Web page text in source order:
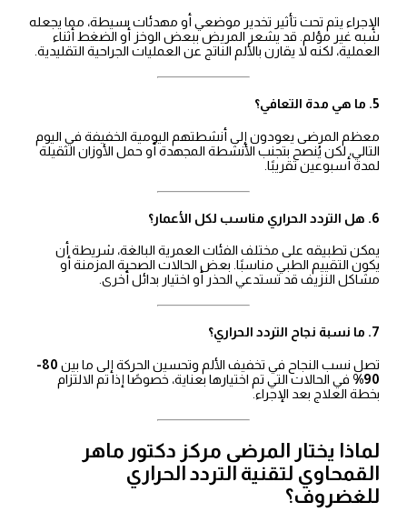
الإجراء يتم تحت تأثير تخدير موضعي أو مهدئات بسيطة، مما يجعله
شبه غير مؤلم. قد يشعر المريض ببعض الوخز أو الضغط أثناء
العملية، لكنه لا يقارن بالألم الناتج عن العمليات الجراحية التقليدية.
5. ما هي مدة التعافي؟
معظم المرضى يعودون إلى أنشطتهم اليومية الخفيفة في اليوم
التالي، لكن يُنصح بتجنب الأنشطة المجهدة أو حمل الأوزان الثقيلة
لمدة أسبوعين تقريبًا.
6. هل التردد الحراري مناسب لكل الأعمار؟
يمكن تطبيقه على مختلف الفئات العمرية البالغة، شريطة أن
يكون التقييم الطبي مناسبًا. بعض الحالات الصحية المزمنة أو
مشاكل النزيف قد تستدعي الحذر أو اختيار بدائل أخرى.
7. ما نسبة نجاح التردد الحراري؟
تصل نسب النجاح في تخفيف الألم وتحسين الحركة إلى ما بين
80-
90%
في الحالات التي تم اختيارها بعناية، خصوصًا إذا تم الالتزام
بخطة العلاج بعد الإجراء.
لماذا يختار المرضى مركز دكتور ماهر
القمحاوي لتقنية التردد الحراري
للغضروف؟